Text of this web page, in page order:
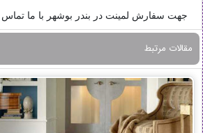
جهت سفارش لمینت در بندر بوشهر با ما تماس
مقالات مرتبط